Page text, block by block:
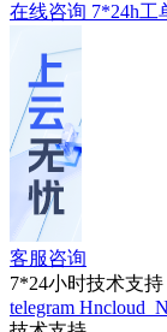
在线咨询 7*24h工
客服咨询
7*24小时技术支持
telegram